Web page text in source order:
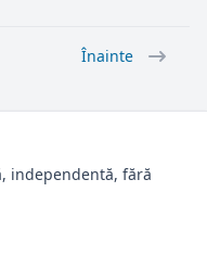
Înainte
independentă, fără